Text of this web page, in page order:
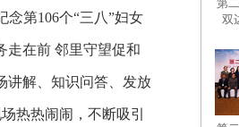
第106个“三八”妇女
走在前 邻里守望促和
讲解、知识问答、发放
热热闹闹，不断吸引